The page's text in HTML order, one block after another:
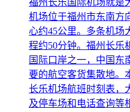
福州长乐国际机场就是
机场位于福州市东南方
心约45公里。多条机场
程约50分钟。福州长乐
国际口岸之一，中国东
要的航空客货集散地。
长乐机场航班时刻表，
及停车场和电话查询等